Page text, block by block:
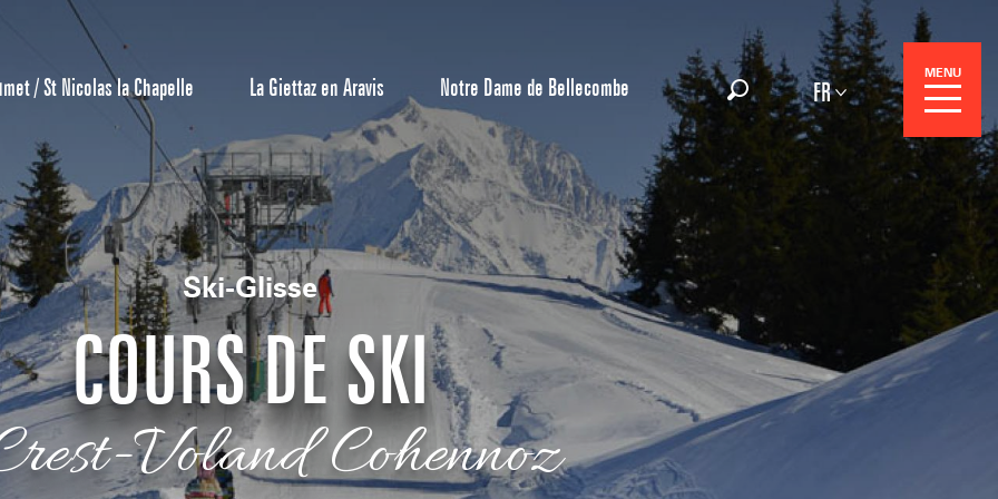
Centrale de Réservation
Bons Plans Séjours
/ St Nicolas la Chapelle La Giettaz en Aravis Notre Dame de Bellecombe
Recherche
FR
MENU
Ski-Glisse
COURS DE SKI
Voland Cohennoz